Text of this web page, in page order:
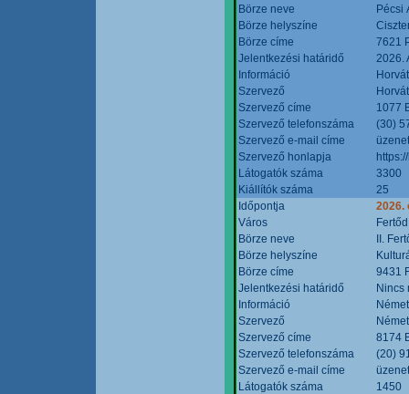
Börze neve
Pécsi
Börze helyszíne
Börze címe
7621
Jelentkezési határidő
2026.
Információ
Szervező
Szervező címe
1077
Szervező telefonszáma
(30)
Szervező e-mail címe
Szervező honlapja
Látogatók száma
3300
Kiállítók száma
25
Időpontja
2026.
Város
Fertőd
Börze neve
II.
Börze helyszíne
Börze címe
9431
Jelentkezési határidő
Nincs
Információ
Szervező
Szervező címe
8174
Szervező telefonszáma
(20)
Szervező e-mail címe
Látogatók száma
1450